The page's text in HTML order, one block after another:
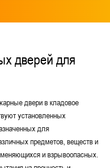
дверей для
двери в кладовое
установленных
для
предметов, веществ и
и взрывоопасных.